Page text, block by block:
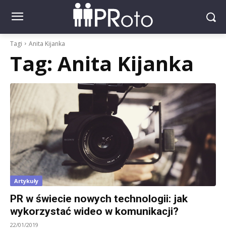
Tagi Anita Kijanka
Tag: Anita Kijanka
Artykuły
PR w świecie nowych technologii: jak
wykorzystać wideo w komunikacji?
22/01/2019